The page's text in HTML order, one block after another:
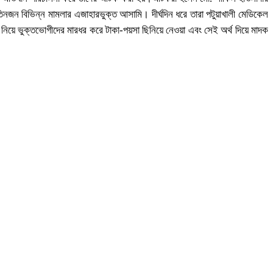
বিভিন্ন মামলার এজাহারভুক্ত আসামি। দীর্ঘদিন ধরে তারা পটুয়াখালী মেডিকেল
ভুক্তভোগীদের মারধর করে টাকা-পয়সা ছিনিয়ে নেওয়া এবং সেই অর্থ দিয়ে মাদক